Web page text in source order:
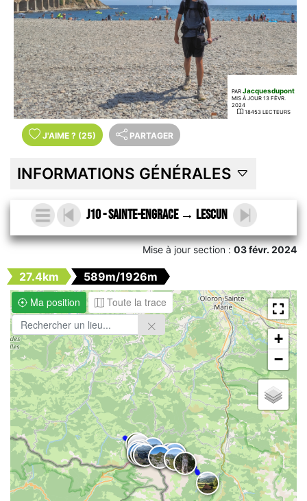
PAR Jacquesdupont
MIS À JOUR 13 FÉVR.
2024
18453 LECTEURS
J'AIME ? (25) PARTAGER
INFORMATIONS GÉNÉRALES
J10 - Sainte-Engrace → Lescun
Mise à jour section :03 févr. 2024
27.4km
589m/1926m
Ma position
Toute la trace
+
−